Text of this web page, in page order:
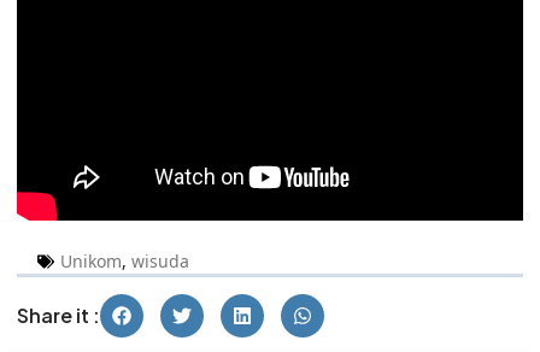
Unikom, wisuda
Share it :